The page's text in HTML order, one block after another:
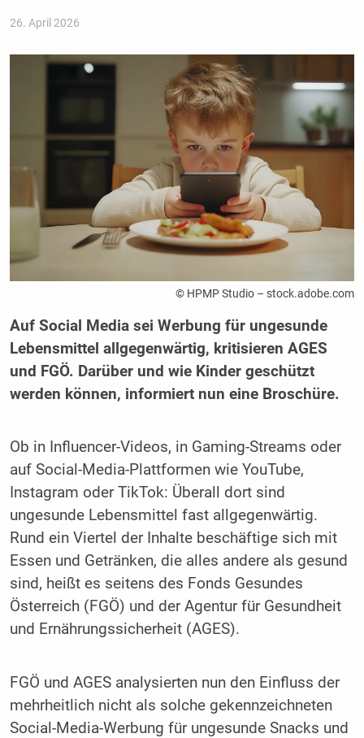
26. April 2026
© HPMP Studio – stock.adobe.com
Auf Social Media sei Werbung für ungesunde
Lebensmittel allgegenwärtig, kritisieren AGES
und FGÖ. Darüber und wie Kinder geschützt
werden können, informiert nun eine Broschüre.
Ob in Influencer-Videos, in Gaming-Streams oder
auf Social-Media-Plattformen wie YouTube,
Instagram oder TikTok: Überall dort sind
ungesunde Lebensmittel fast allgegenwärtig.
Rund ein Viertel der Inhalte beschäftige sich mit
Essen und Getränken, die alles andere als gesund
sind, heißt es seitens des Fonds Gesundes
Österreich (FGÖ) und der Agentur für Gesundheit
und Ernährungssicherheit (AGES).
FGÖ und AGES analysierten nun den Einfluss der
mehrheitlich nicht als solche gekennzeichneten
Social-Media-Werbung für ungesunde Snacks und